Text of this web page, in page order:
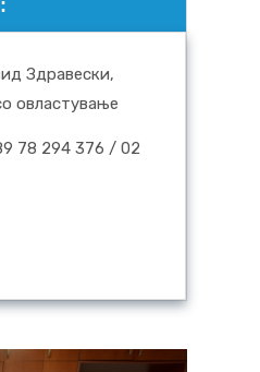
Здравески,
овластување
78 294 376 / 02